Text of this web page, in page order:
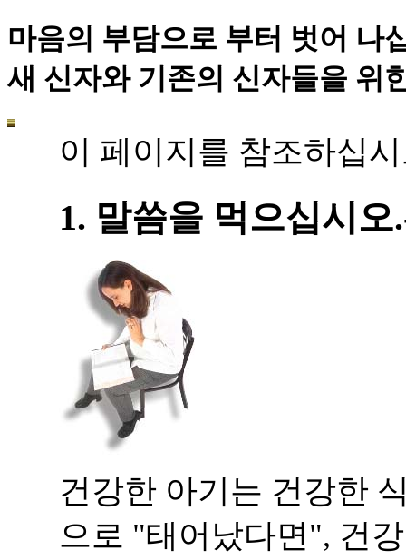
마음의 부담으로 부터 벗어 나
새 신자와 기존의 신자들을 위
이 페이지를 참조하십
1. 말씀을 먹으십시
건강한 아기는 건강한
으로 "태어났다면", 건